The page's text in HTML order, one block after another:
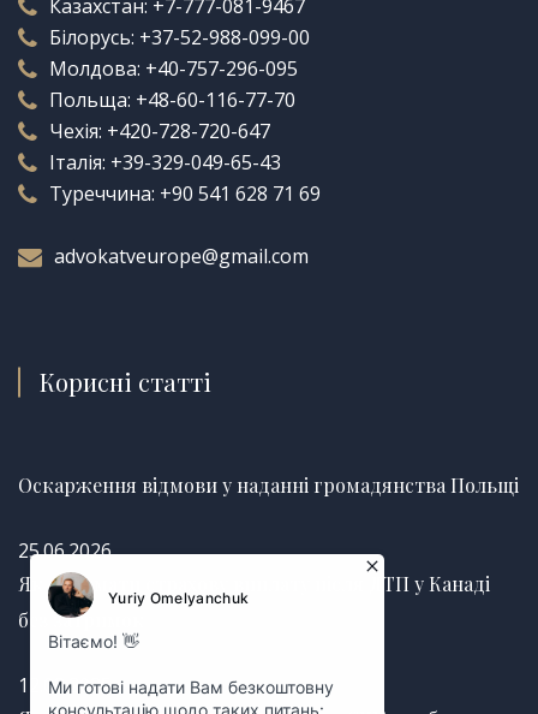
Казахстан: +7-777-081-9467
Білорусь: +37-52-988-099-00
Молдова: +40-757-296-095
Польща: +48-60-116-77-70
Чехія: +420-728-720-647
Італія: +39-329-049-65-43
Туреччина: +90 541 628 71 69
advokatveurope@gmail.com
Корисні статті
Оскарження відмови у наданні громадянства Польщі
25.06.2026
Як отримати страхову виплату після ДТП у Канаді
без затримок
12.03.2025